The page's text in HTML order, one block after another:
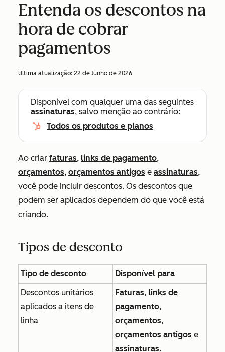
Entenda os descontos na
hora de cobrar
pagamentos
Ultima atualização: 22 de Junho de 2026
Disponível com qualquer uma das seguintes
assinaturas, salvo menção ao contrário:
Todos os produtos e planos
Ao criar faturas, links de pagamento,
orçamentos, orçamentos antigos e assinaturas,
você pode incluir descontos. Os descontos que
podem ser aplicados dependem do que você está
criando.
Tipos de desconto
Tipo de desconto
Disponível para
Descontos unitários
aplicados a itens de
linha
Faturas, links de
pagamento,
orçamentos,
orçamentos antigos e
assinaturas.